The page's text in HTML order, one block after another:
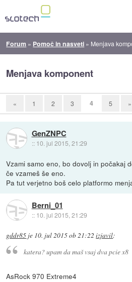
Forum » Pomoč in nasveti » Menjava
Menjava komponent
« 1 2 3 4 5 »
GenZNPC
:: 10. jul 2015, 21:29
Vzami samo eno, bo dovolj in počakaj
če vzameš še eno.
Pa tut verjetno boš celo platformo
Berni_01
:: 10. jul 2015, 21:29
gddr85 je 10. jul 2015 ob 21:22 izjavil:
katera? upam da maš vsaj dva pcie x8
AsRock 970 Extreme4